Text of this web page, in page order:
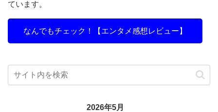
ています。
なんでもチェック！【エンタメ感想レビュー】
2026年5月